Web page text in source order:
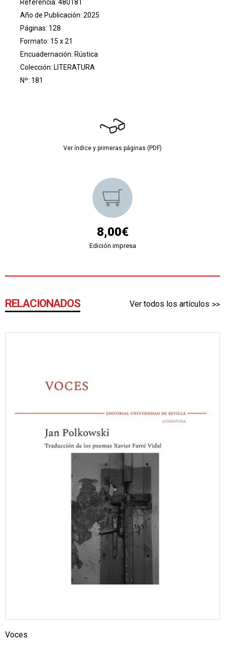
Referencia: 480181
Año de Publicación: 2025
Páginas: 128
Formato: 15 x 21
Encuadernación: Rústica
Colección: LITERATURA
Nº: 181
Ver índice y primeras páginas (PDF)
8,00€
Edición impresa
RELACIONADOS Ver todos los artículos
Voces